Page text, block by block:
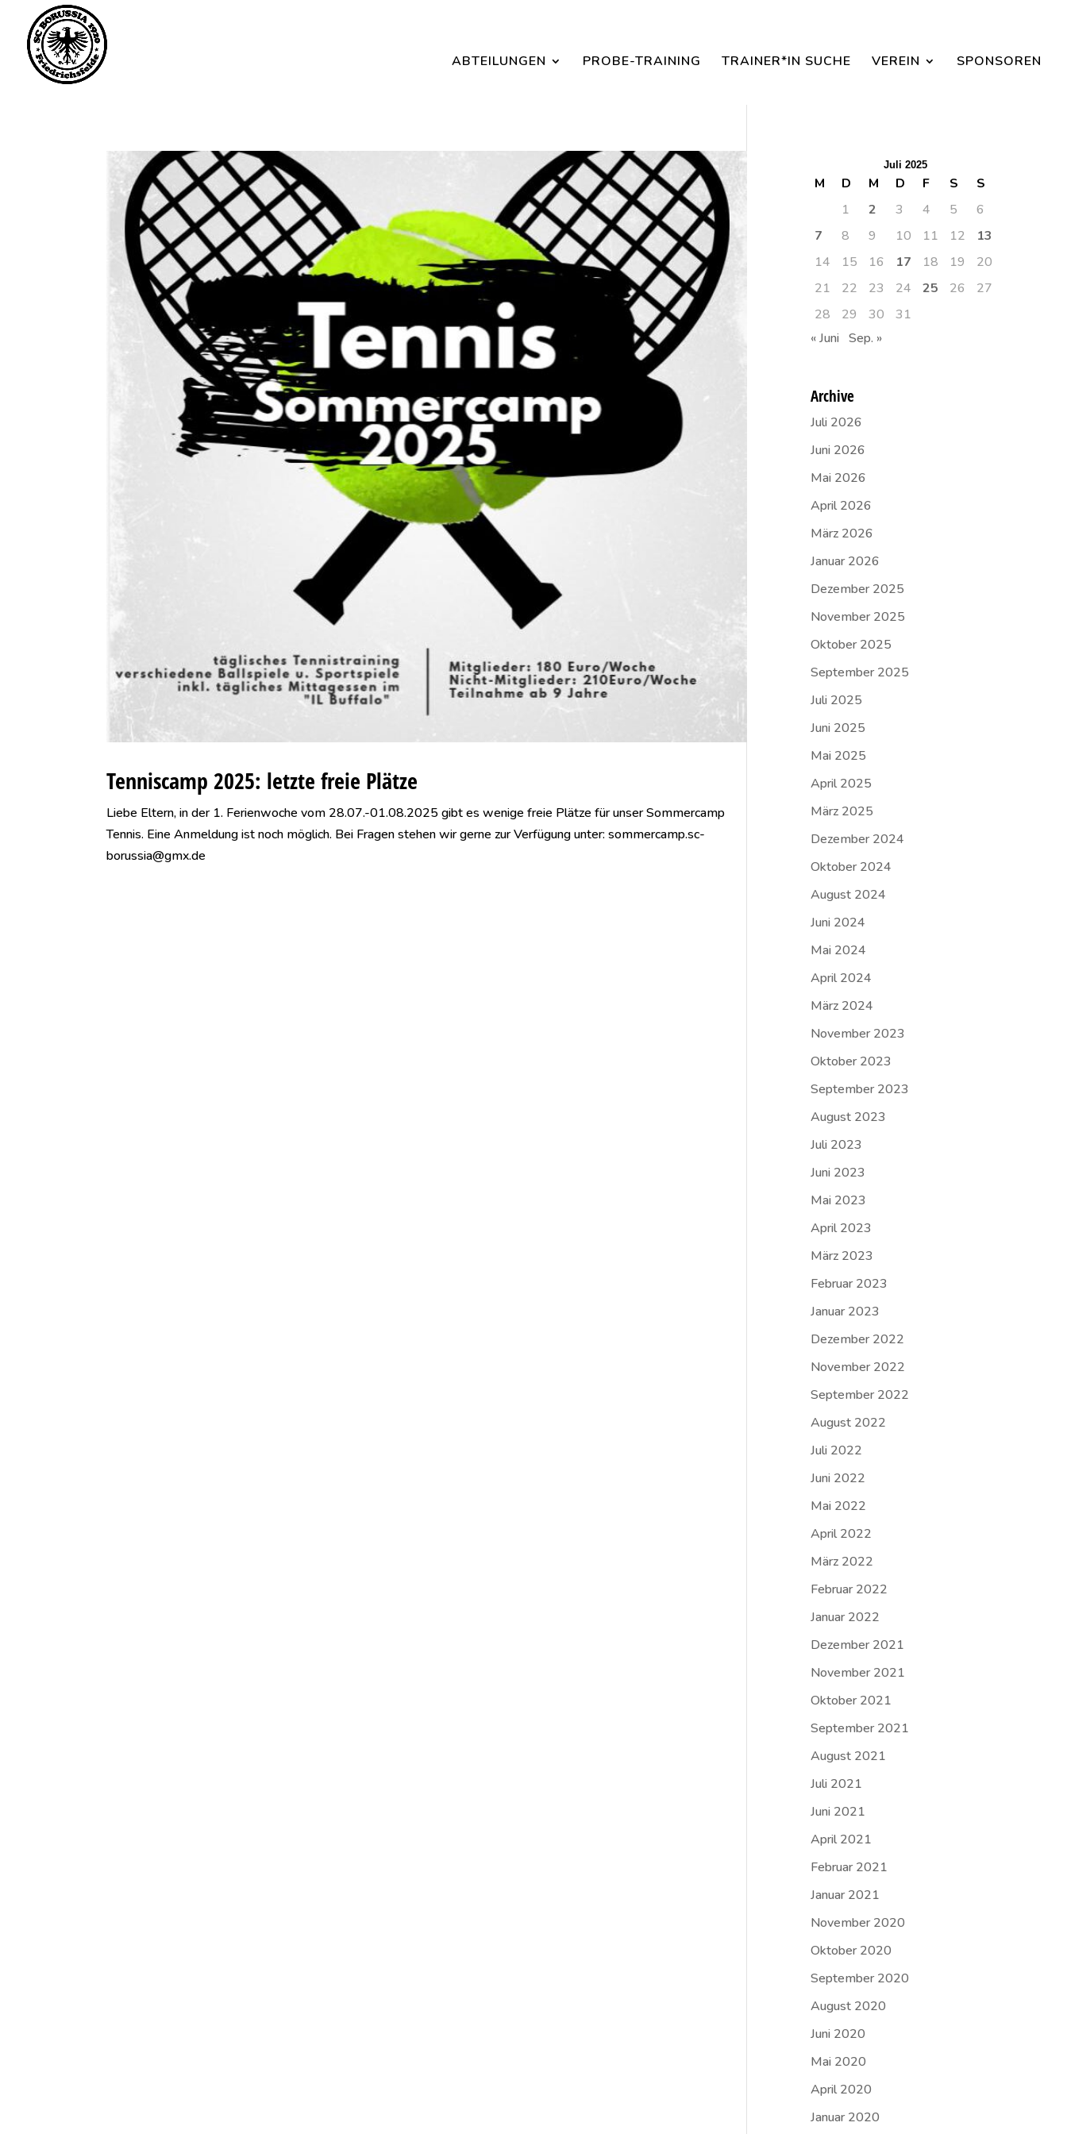
ABTEILUNGEN PROBE-TRAINING TRAINER*IN SUCHE VEREIN SPONSOREN
Tenniscamp 2025: letzte freie Plätze
Liebe Eltern, in der 1. Ferienwoche vom 28.07.-01.08.2025 gibt es wenige freie Plätze für unser Sommercamp
Tennis. Eine Anmeldung ist noch möglich. Bei Fragen stehen wir gerne zur Verfügung unter: sommercamp.sc-
borussia@gmx.de
Juli 2025
M D M D F S
S
1
2 3 4 5
6
7
8 9 10 11 12
13
14
15 16 17 18 19
20
21
22 23 24 25 26
27
28
29 30
31
« Juni Sep. »
Archive
Juli 2026
Juni 2026
Mai 2026
April 2026
März 2026
Januar 2026
Dezember 2025
November 2025
Oktober 2025
September 2025
Juli 2025
Juni 2025
Mai 2025
April 2025
März 2025
Dezember 2024
Oktober 2024
August 2024
Juni 2024
Mai 2024
April 2024
März 2024
November 2023
Oktober 2023
September 2023
August 2023
Juli 2023
Juni 2023
Mai 2023
April 2023
März 2023
Februar 2023
Januar 2023
Dezember 2022
November 2022
September 2022
August 2022
Juli 2022
Juni 2022
Mai 2022
April 2022
März 2022
Februar 2022
Januar 2022
Dezember 2021
November 2021
Oktober 2021
September 2021
August 2021
Juli 2021
Juni 2021
April 2021
Februar 2021
Januar 2021
November 2020
Oktober 2020
September 2020
August 2020
Juni 2020
Mai 2020
April 2020
Januar 2020